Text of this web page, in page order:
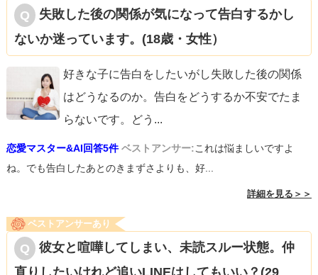
失敗した後の関係が気になって告白するかし
ないか迷っています。(18歳・女性）
好きな子に告白をしたいがし失敗した後の関係
はどうなるのか。告白をどうするか不安でたま
らないです。どう ...
恋愛マスター&AI回答5件 ベストアンサー:これは悩ましいですよ
ね。でも告白したあとのきまずさよりも、好...
詳細を見る＞＞
ベストアンサーあり
彼女と喧嘩してしまい、未読スルー状態。仲